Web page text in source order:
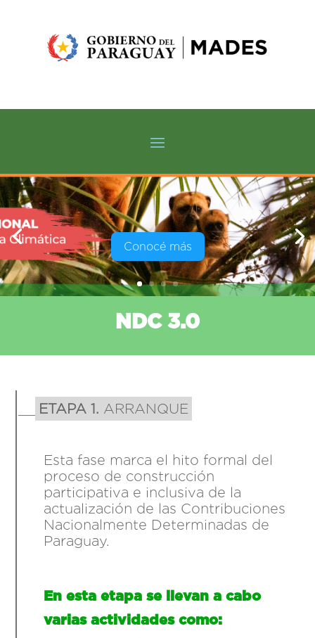
Conocé más
NDC 3.0
ETAPA 1. ARRANQUE
Esta fase marca el hito formal del
proceso de construcción
participativa e inclusiva de la
actualización de las Contribuciones
Nacionalmente Determinadas de
Paraguay.
En esta etapa se llevan a cabo
varias actividades como: